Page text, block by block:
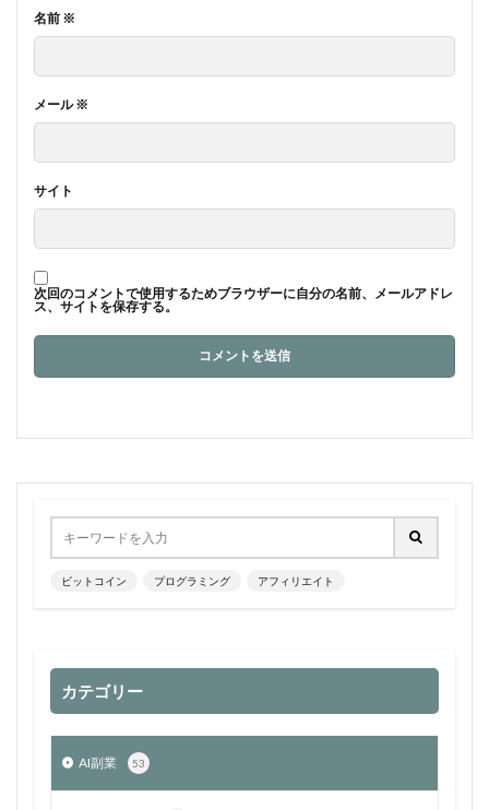
名前 ※
メール※
サイト
次回のコメントで使用するためブラウザーに自分の名前、メールアドレ
ス、サイトを保存する。
ビットコイン プログラミング アフィリエイト
カテゴリー
AI副業 53